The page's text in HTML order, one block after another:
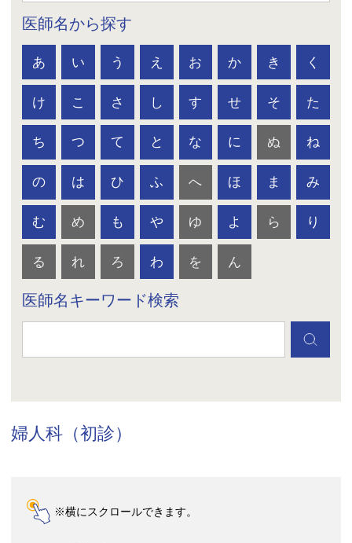
医師名から探す
あ い う え お か き く
け こ さ し す せ そ た
ち つ て と な に ぬ ね
の は ひ ふ へ ほ ま み
む め も や ゆ よ ら り
る れ ろ わ を ん
医師名キーワード検索
婦人科（初診）
※横にスクロールできます。